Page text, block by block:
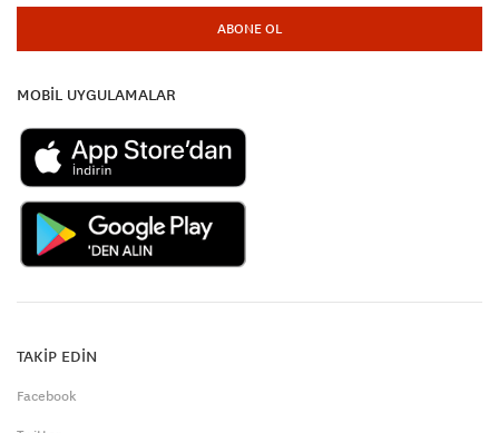
ABONE OL
MOBİL UYGULAMALAR
TAKİP EDİN
Facebook